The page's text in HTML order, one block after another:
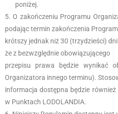
poniżej.
O zakończeniu Programu
podając termin zakończenia
krótszy jednak niż 30 (trzydzieści)
że z bezwzględnie obowiązującego
przepisu prawa będzie wynikać
Organizatora innego terminu).
informacja dostępna będzie
w Punktach LODOLANDIA.